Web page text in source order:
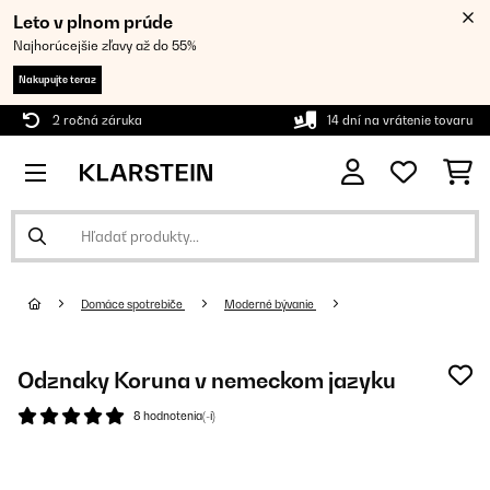
Leto v plnom prúde
Najhorúcejšie zľavy až do 55%
Nakupujte teraz
2 ročná záruka 14 dní na vrátenie tovaru
Domáce spotrebiče Moderné bývanie
Odznaky Koruna v nemeckom jazyku
8 hodnotenia(-í)